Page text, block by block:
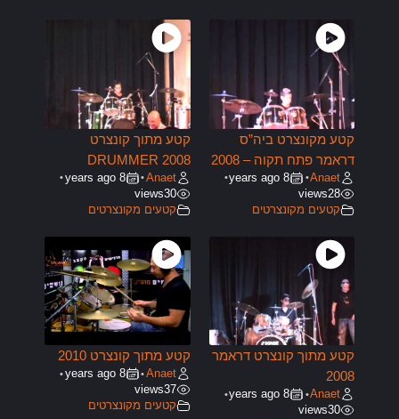
קטע מקונצרט ביה”ס
דראמר פתח תקוה – 2008
Anaet
•
8 years ago
•
28
views
קטעים מקונצרטים
קטע מתוך קונצרט
DRUMMER 2008
Anaet
•
8 years ago
•
30
views
קטעים מקונצרטים
קטע מתוך קונצרט דראמר
2008
Anaet
•
8 years ago
•
30
views
קטע מתוך קונצרט 2010
Anaet
•
8 years ago
•
37
views
קטעים מקונצרטים